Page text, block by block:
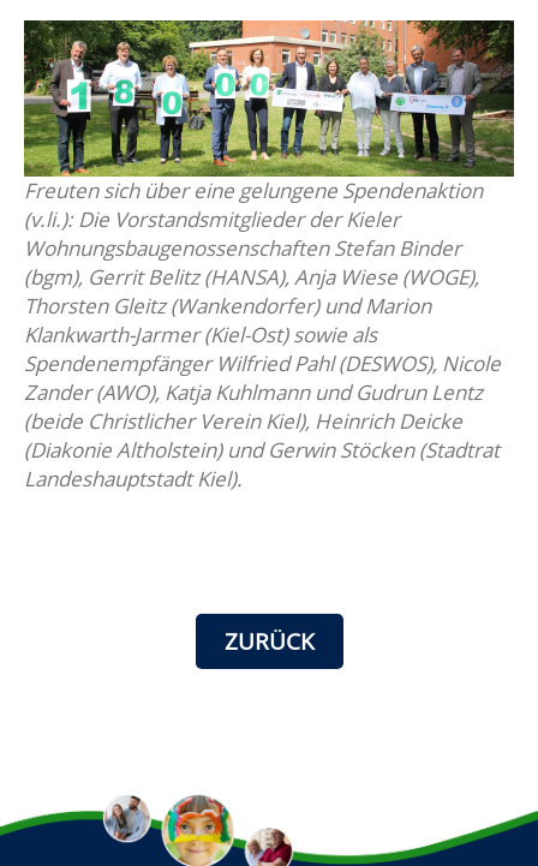
Freuten sich über eine gelungene Spendenaktion
(v.li.): Die Vorstandsmitglieder der Kieler
Wohnungsbaugenossenschaften Stefan Binder
(bgm), Gerrit Belitz (HANSA), Anja Wiese (WOGE),
Thorsten Gleitz (Wankendorfer) und Marion
Klankwarth-Jarmer (Kiel-Ost) sowie als
Spendenempfänger Wilfried Pahl (DESWOS), Nicole
Zander (AWO), Katja Kuhlmann und Gudrun Lentz
(beide Christlicher Verein Kiel), Heinrich Deicke
(Diakonie Altholstein) und Gerwin Stöcken (Stadtrat
Landeshauptstadt Kiel).
ZURÜCK